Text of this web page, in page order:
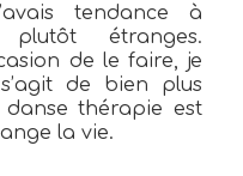
tendance à
étranges.
de le faire, je
de bien plus
danse thérapie est
la vie.